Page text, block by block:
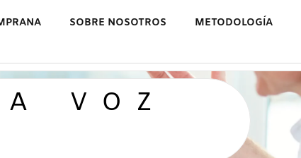
SOBRE NOSOTROS METODOLOGÍA
VOZ